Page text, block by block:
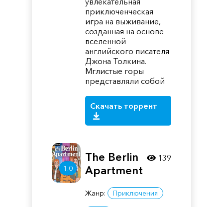
приключенческая
игра на выживание,
созданная на основе
вселенной
английского писателя
Джона Толкина.
Мглистые горы
представляли собой
Скачать торрент
1.0
The Berlin
Apartment
Жанр: Приключения
139